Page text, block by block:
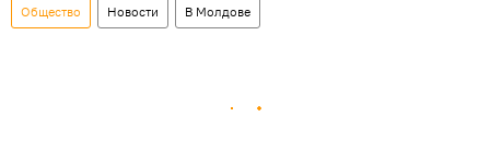
Общество Новости В Молдове